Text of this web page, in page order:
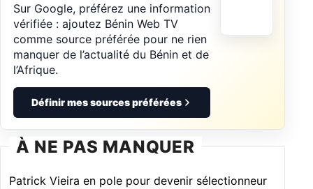
Sur Google, préférez une information
vérifiée : ajoutez Bénin Web TV
comme source préférée pour ne rien
manquer de l’actualité du Bénin et de
l’Afrique.
Définir mes sources préférées
À NE PAS MANQUER
Patrick Vieira en pole pour devenir sélectionneur